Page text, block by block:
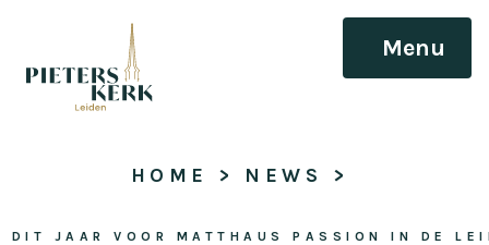
Menu
HOME > NEWS >
JAAR VOOR MATTHAUS PASSION IN DE